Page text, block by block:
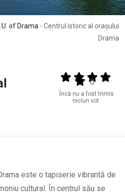
of Drama - Centrul istoric al orașului
Drama
Output format
(star)(star)(star)
(star)
0
Încă nu a fost trimis
niciun vot.
este o tapiserie vibrantă de
cultural. În centrul său se